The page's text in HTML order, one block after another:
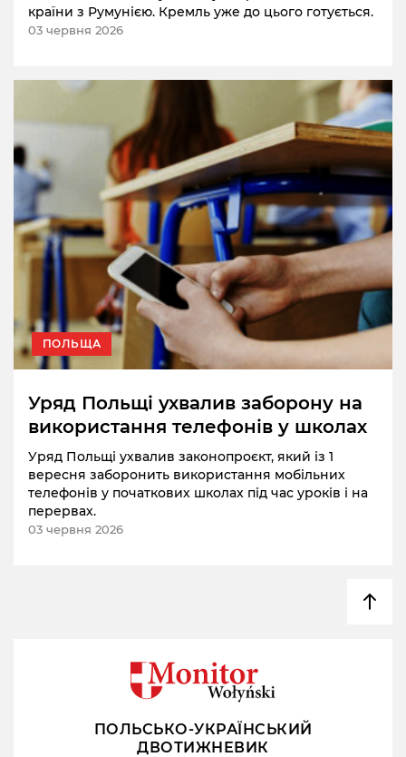
країни з Румунією. Кремль уже до цього готується.
03 червня 2026
ПОЛЬЩА
Уряд Польщі ухвалив заборону на
використання телефонів у школах
Уряд Польщі ухвалив законопроєкт, який із 1
вересня заборонить використання мобільних
телефонів у початкових школах під час уроків і на
перервах.
03 червня 2026
ПОЛЬСЬКО-УКРАЇНСЬКИЙ
ДВОТИЖНЕВИК